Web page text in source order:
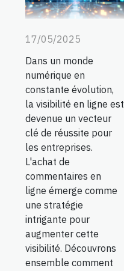
17/05/2025
Dans un monde
numérique en
constante évolution,
la visibilité en ligne est
devenue un vecteur
clé de réussite pour
les entreprises.
L'achat de
commentaires en
ligne émerge comme
une stratégie
intrigante pour
augmenter cette
visibilité. Découvrons
ensemble comment